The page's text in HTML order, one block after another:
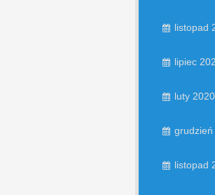
listopad
lipiec
luty 2020
grudzień
listopad